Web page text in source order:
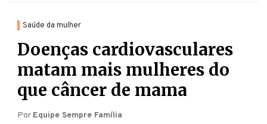
Saúde da mulher
Doenças cardiovasculares
matam mais mulheres do
que câncer de mama
Por Equipe Sempre Família